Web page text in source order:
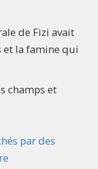
de Fizi avait
la famine qui
champs et
par des